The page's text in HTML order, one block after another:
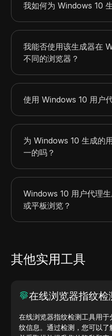
我如何为 Windows 10
我能否使用该生成器在
不同的浏览器？
使用 Windows 10 用户
为 Windows 10 生成的
一的吗？
Windows 10 用户代理
或平板浏览？
其他实用工具
在线浏览器指纹检
在线浏览器指纹检测工具用
纹信息。通过检测，您可以了